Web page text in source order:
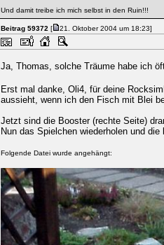
Und damit treibe ich mich selbst in den Ruin!!!
Beitrag 59372[ 21. Oktober 2004 um 18:23]
Ja, Thomas, solche Träume habe ich
Erst mal danke, Oli4, für deine
aussieht, wenn ich den Fisch mit Blei
Jetzt sind die Booster (rechte Seite)
Nun das Spielchen wiederholen und
Folgende Datei wurde angehängt: